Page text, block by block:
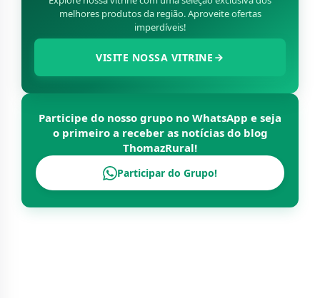
melhores produtos da região. Aproveite ofertas
imperdíveis!
VISITE NOSSA VITRINE
Participe do nosso grupo no WhatsApp e seja
o primeiro a receber as notícias do blog
ThomazRural!
Participar do Grupo!